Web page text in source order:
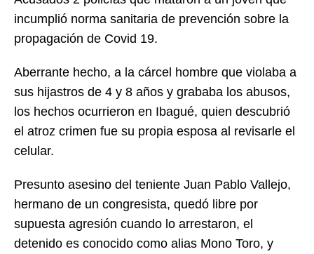
incumplió norma sanitaria de prevención sobre la
propagación de Covid 19.
Aberrante hecho, a la cárcel hombre que violaba a
sus hijastros de 4 y 8 años y grababa los abusos,
los hechos ocurrieron en Ibagué, quien descubrió
el atroz crimen fue su propia esposa al revisarle el
celular.
Presunto asesino del teniente Juan Pablo Vallejo,
hermano de un congresista, quedó libre por
supuesta agresión cuando lo arrestaron, el
detenido es conocido como alias Mono Toro, y